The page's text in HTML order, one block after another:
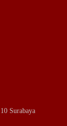
Surabaya